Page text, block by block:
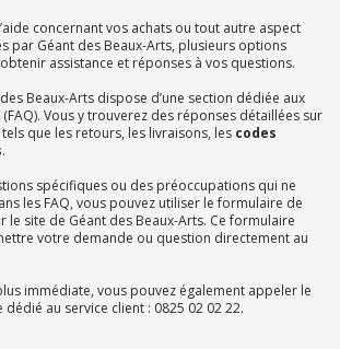
concernant vos achats ou tout autre aspect
par Géant des Beaux-Arts, plusieurs options
assistance et réponses à vos questions.
Beaux-Arts dispose d’une section dédiée aux
Vous y trouverez des réponses détaillées sur
que les retours, les livraisons, les codes
.
spécifiques ou des préoccupations qui ne
les FAQ, vous pouvez utiliser le formulaire de
le site de Géant des Beaux-Arts. Ce formulaire
votre demande ou question directement au
immédiate, vous pouvez également appeler le
au service client : 0825 02 02 22.